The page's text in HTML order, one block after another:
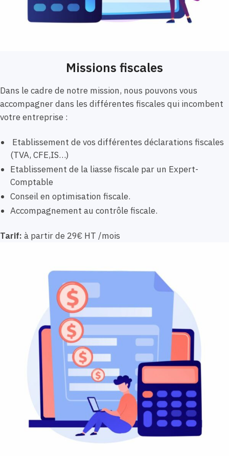
Missions fiscales
Dans le cadre de notre mission, nous pouvons vous
accompagner dans les différentes fiscales qui incombent
votre entreprise :
Etablissement de vos différentes déclarations fiscales
(TVA, CFE,IS…)
Etablissement de la liasse fiscale par un Expert-
Comptable
Conseil en optimisation fiscale.
Accompagnement au contrôle fiscale.
Tarif: à partir de 29€ HT /mois